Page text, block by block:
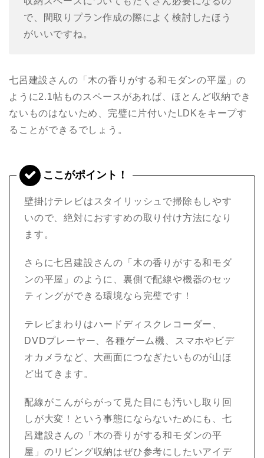
で、間取りプラン作成の際によく検討したほう
がいいですね。
七呂建設さんの「木の香りがする和モダンの平屋」の
ように2.1帖ものスペースがあれば、ほとんど収納でき
ないものはないため、完璧に片付いたLDKをキープす
ることができるでしょう。
壁掛けテレビはスタイリッシュで掃除もしやす
いので、絶対におすすめの取り付け方法になり
ます。
さらに七呂建設さんの「木の香りがする和モダ
ンの平屋」のように、裏側で配線や機器のセッ
ティングができる環境なら完璧です！
テレビまわりはハードディスクレコーダー、
DVDプレーヤー、各種ゲーム機、スマホやビデ
オカメラなど、大画面につなぎたいものが山ほ
ど出てきます。
配線がこんがらがって見た目にも汚いし取り回
しが大変！という事態にならないためにも、七
呂建設さんの「木の香りがする和モダンの平
屋」のリビング収納はぜひ参考にしたいアイデ